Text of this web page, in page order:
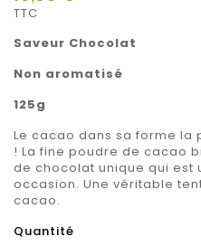
TTC
Saveur Chocolat
Non aromatisé
125g
Le cacao dans sa forme la
! La fine poudre de cacao
de chocolat unique qui est
occasion. Une véritable
cacao.
Quantité